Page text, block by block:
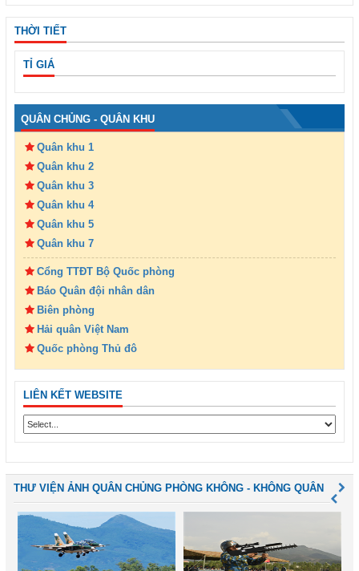
THỜI TIẾT
TỈ GIÁ
QUÂN CHỦNG - QUÂN KHU
Quân khu 1
Quân khu 2
Quân khu 3
Quân khu 4
Quân khu 5
Quân khu 7
Cổng TTĐT Bộ Quốc phòng
Báo Quân đội nhân dân
Biên phòng
Hải quân Việt Nam
Quốc phòng Thủ đô
LIÊN KẾT WEBSITE
THƯ VIỆN ẢNH QUÂN CHỦNG PHÒNG KHÔNG - KHÔNG QUÂN